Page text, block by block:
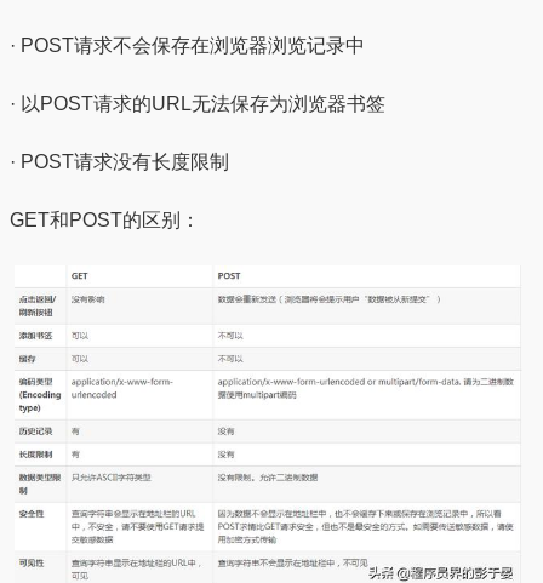
· POST请求不会保存在浏览器浏览记录中
· 以POST请求的URL无法保存为浏览器书签
· POST请求没有长度限制
GET和POST的区别：